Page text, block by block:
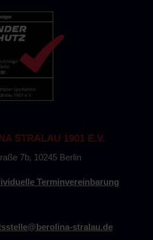
STRALAU 1901 E.V.
7b, 10245 Berlin
Terminvereinbarung
stralau.de